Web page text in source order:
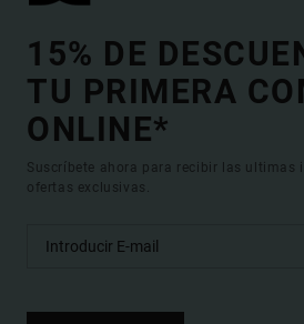
15% DE
TU PRIMERA
ONLINE*
Suscríbete ahora para recibir las ultimas
ofertas exclusivas.